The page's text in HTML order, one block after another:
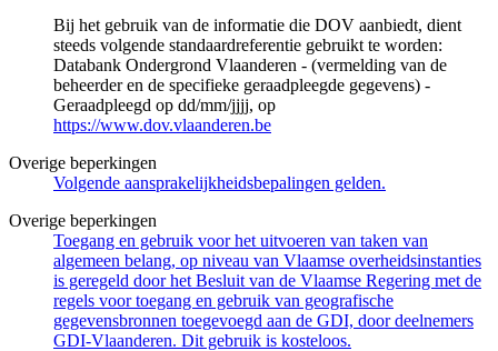
Bij het gebruik van de informatie die DOV aanbiedt, dient
steeds volgende standaardreferentie gebruikt te worden:
Databank Ondergrond Vlaanderen - (vermelding van de
beheerder en de specifieke geraadpleegde gegevens) -
Geraadpleegd op dd/mm/jjjj, op
https://www.dov.vlaanderen.be
Overige beperkingen
Volgende aansprakelijkheidsbepalingen gelden.
Overige beperkingen
Toegang en gebruik voor het uitvoeren van taken van
algemeen belang, op niveau van Vlaamse overheidsinstanties
is geregeld door het Besluit van de Vlaamse Regering met de
regels voor toegang en gebruik van geografische
gegevensbronnen toegevoegd aan de GDI, door deelnemers
GDI-Vlaanderen. Dit gebruik is kosteloos.